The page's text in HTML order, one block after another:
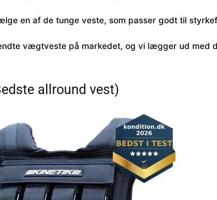
en af de tunge veste, som passer godt til
vægtveste på markedet, og vi lægger ud med
allround vest)